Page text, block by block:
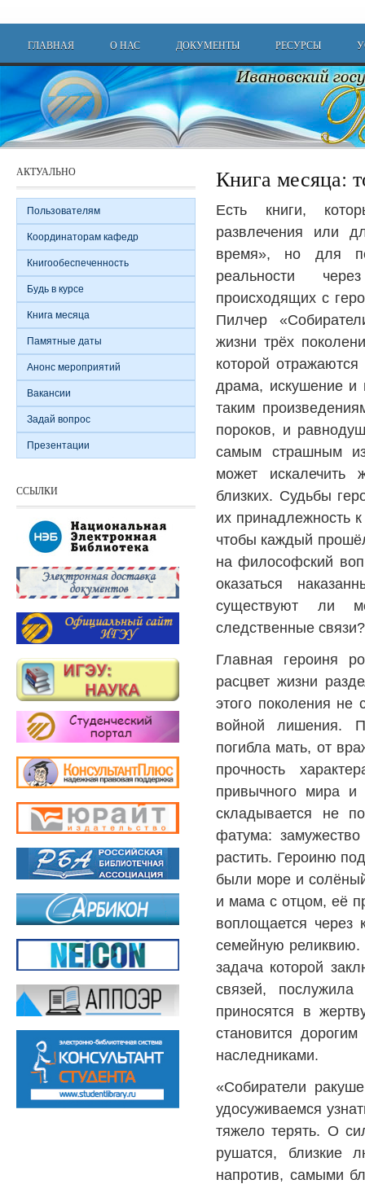
Main menu
ГЛАВНАЯ О НАС ДОКУМЕНТЫ РЕСУРСЫ
Книга месяца:
Есть книги,
развлечения или
время», но для
реальности
происходящих с
Пилчер
жизни трёх
которой
драма, искушение и
таким
пороков, и
самым страшным
может искалечить
близких. Судьбы
их принадлежность
чтобы каждый
на философский
оказаться
существуют ли
следственные
Главная героиня
расцвет жизни
этого поколения не
войной лишения.
погибла мать, от
прочность
привычного мира
складывается не
фатума:
растить. Героиню
были море и
и мама с отцом, её
воплощается через
семейную реликвию.
задача которой
связей,
приносятся в
становится
наследниками.
«Собиратели
удосуживаемся
тяжело терять. О
рушатся, близкие
напротив, самыми
АКТУАЛЬНО
Пользователям
Координаторам кафедр
Книгообеспеченность
Будь в курсе
Книга месяца
Памятные даты
Анонс мероприятий
Вакансии
Задай вопрос
Презентации
ССЫЛКИ